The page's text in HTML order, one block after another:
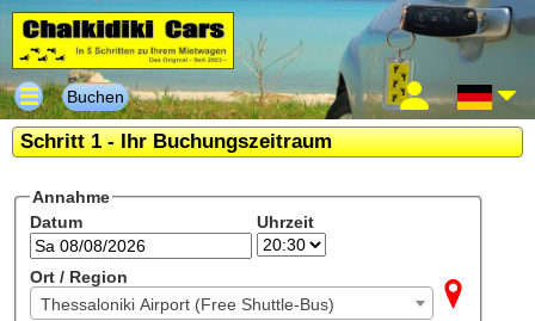
Buchen
Schritt 1 - Ihr Buchungszeitraum
Annahme
Datum
Uhrzeit
Ort / Region
Thessaloniki Airport (Free Shuttle-Bus)